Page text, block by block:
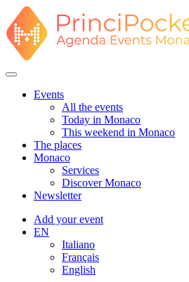
Events
All the events
Today in Monaco
This weekend in Monaco
The places
Monaco
Services
Discover Monaco
Newsletter
Add your event
EN
Italiano
Français
English